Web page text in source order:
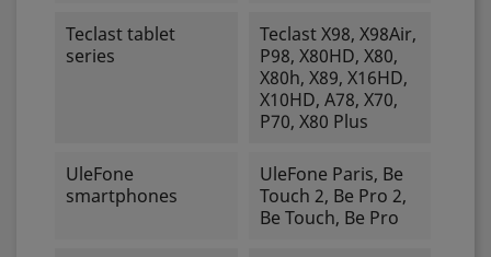
Teclast tablet
series
Teclast X98, X98Air,
P98, X80HD, X80,
X80h, X89, X16HD,
X10HD, A78, X70,
P70, X80 Plus
UleFone
smartphones
UleFone Paris, Be
Touch 2, Be Pro 2,
Be Touch, Be Pro